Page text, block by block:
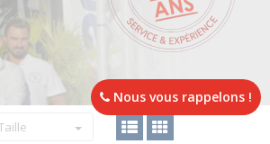
Nous vous rappelons !